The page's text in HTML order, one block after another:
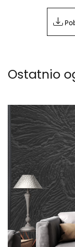
Ostatnio